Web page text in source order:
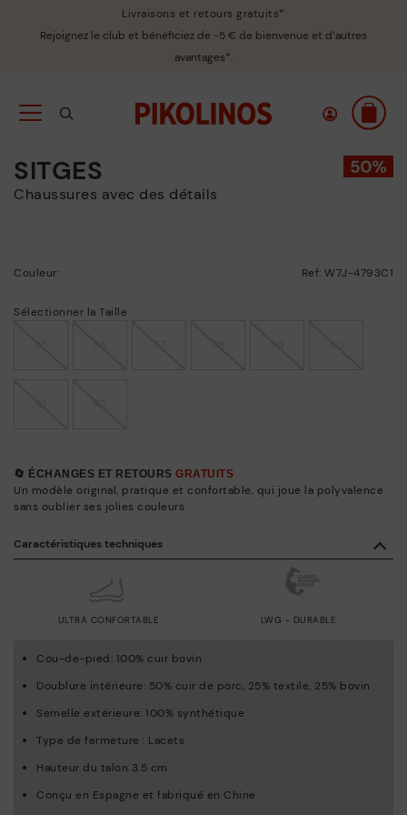
Livraisons et retours gratuits*
Rejoignez le club et bénéficiez de -5 € de bienvenue et d’autres
avantages*.
SITGES
Chaussures avec des détails
Couleur: Ref: W7J-4793C1
Sélectionner la Taille
🔄 ÉCHANGES ET RETOURS GRATUITS
Un modèle original, pratique et confortable, qui joue la polyvalence
sans oublier ses jolies couleurs
Caractéristiques techniques
ULTRA CONFORTABLE LWG - DURABLE
Cou-de-pied: 100% cuir bovin
Doublure intérieure: 50% cuir de porc, 25% textile, 25% bovin
Semelle extérieure: 100% synthétique
Type de fermeture : Lacets
Hauteur du talon 3.5 cm
Conçu en Espagne et fabriqué en Chine